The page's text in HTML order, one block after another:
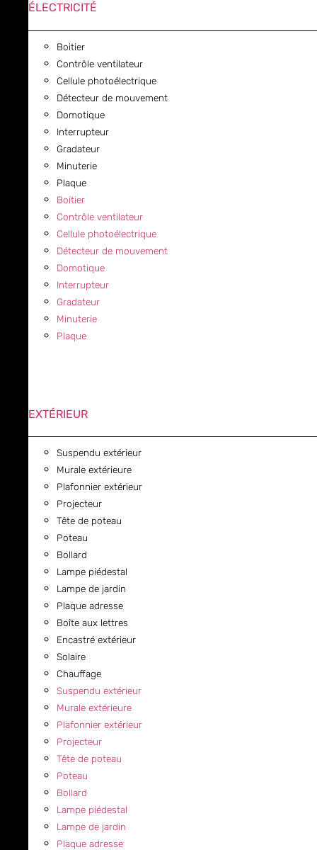
ÉLECTRICITÉ
Boitier
Contrôle ventilateur
Cellule photoélectrique
Détecteur de mouvement
Domotique
Interrupteur
Gradateur
Minuterie
Plaque
Boitier
Contrôle ventilateur
Cellule photoélectrique
Détecteur de mouvement
Domotique
Interrupteur
Gradateur
Minuterie
Plaque
EXTÉRIEUR
Suspendu extérieur
Murale extérieure
Plafonnier extérieur
Projecteur
Tête de poteau
Poteau
Bollard
Lampe piédestal
Lampe de jardin
Plaque adresse
Boîte aux lettres
Encastré extérieur
Solaire
Chauffage
Suspendu extérieur
Murale extérieure
Plafonnier extérieur
Projecteur
Tête de poteau
Poteau
Bollard
Lampe piédestal
Lampe de jardin
Plaque adresse